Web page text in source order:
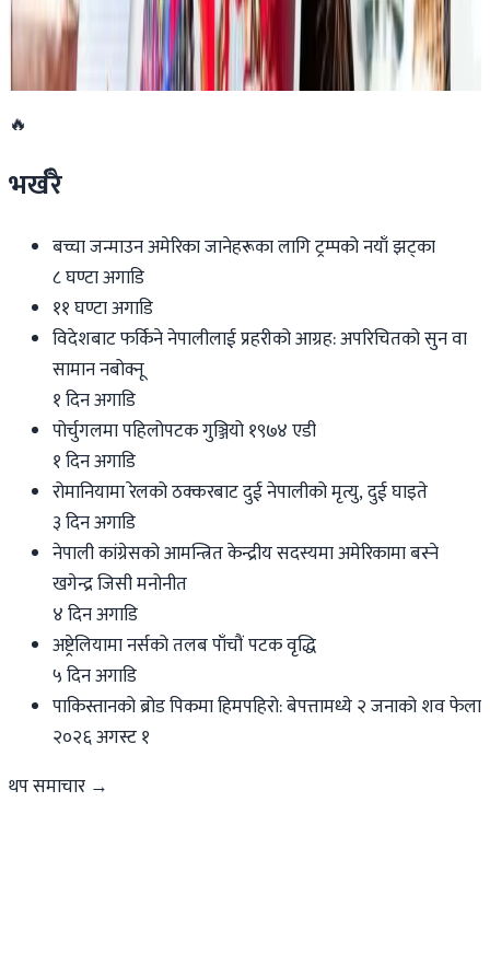
डार्विनमा नेपाल फेस्टिभल हुँदै
२०२६ जुन ११
🔥
भर्खरै
बच्चा जन्माउन अमेरिका जानेहरूका लागि ट्रम्पको नयाँ झट्का
८ घण्टा अगाडि
११ घण्टा अगाडि
विदेशबाट फर्किने नेपालीलाई प्रहरीको आग्रह: अपरिचितको सुन वा
सामान नबोक्नू
१ दिन अगाडि
पोर्चुगलमा पहिलोपटक गुञ्जियो १९७४ एडी
१ दिन अगाडि
रोमानियामा रेलको ठक्करबाट दुई नेपालीको मृत्यु, दुई घाइते
३ दिन अगाडि
नेपाली कांग्रेसको आमन्त्रित केन्द्रीय सदस्यमा अमेरिकामा बस्ने
खगेन्द्र जिसी मनोनीत
४ दिन अगाडि
अष्ट्रेलियामा नर्सको तलब पाँचौं पटक वृद्धि
५ दिन अगाडि
पाकिस्तानको ब्रोड पिकमा हिमपहिरो: बेपत्तामध्ये २ जनाको शव फेला
२०२६ अगस्ट १
थप समाचार →